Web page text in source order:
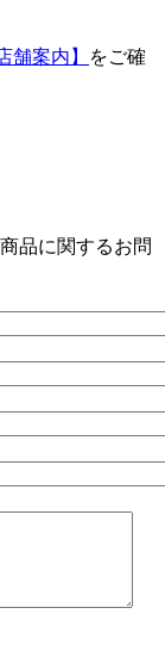
舗案内】
をご確
品に関するお問